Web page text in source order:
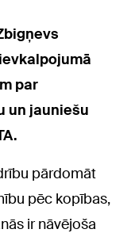
par
un jauniešu
pārdomāt
pēc kopības,
ir nāvējoša